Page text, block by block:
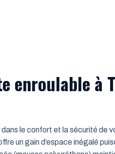
enroulable à
le confort et la sécurité
un gain d’espace inégalé